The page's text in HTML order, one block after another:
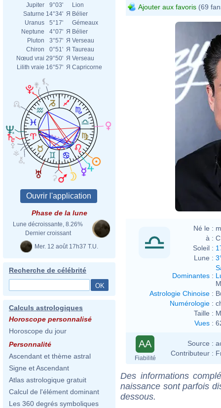
Jupiter
9°03'
Lion
Saturne 14°34' Я Bélier
Uranus
5°17'
Gémeaux
Neptune
4°07' Я Bélier
Pluton
3°57' Я Verseau
Chiron
0°51' Я Taureau
Nœud vrai 29°50' Я Verseau
Lilith vraie 16°57' Я Capricorne
Phase de la lune
Lune décroissante, 8.26%
Dernier croissant
Mer. 12 août 17h37 T.U.
Recherche de célébrité
Calculs astrologiques
Horoscope personnalisé
Horoscope du jour
Personnalité
Ascendant et thème astral
Signe et Ascendant
Atlas astrologique gratuit
Calcul de l'élément dominant
Les 360 degrés symboliques
Ajouter aux favoris (69
Né le :
à :
Soleil :
Lune :
Dominantes :
Astrologie Chinoise :
Numérologie :
Taille :
Vues :
AA
Fiabilité
Source :
Contributeur :
Des informations
naissance sont parfois
dessous.